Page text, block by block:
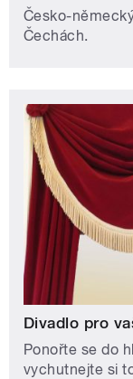
Česko-
Čechách.
Divadlo pro
Ponořte se do
vychutnejte si